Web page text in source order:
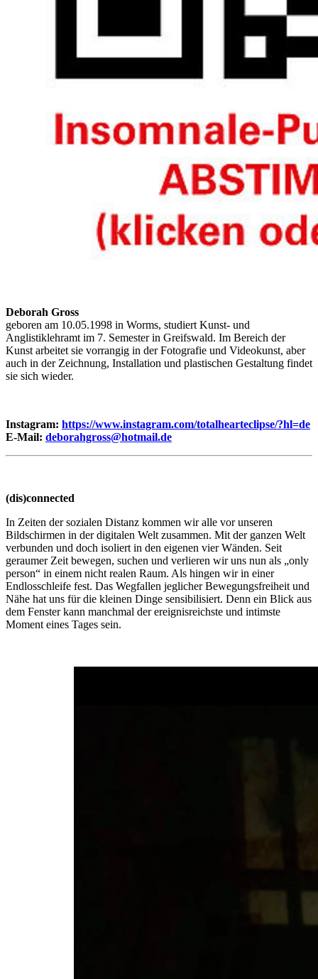
Deborah Gross
geboren am 10.05.1998 in Worms, studiert Kunst- und
Anglistiklehramt im 7. Semester in Greifswald. Im Bereich der
Kunst arbeitet sie vorrangig in der Fotografie und Videokunst, aber
auch in der Zeichnung, Installation und plastischen Gestaltung findet
sie sich wieder.
Instagram: https://www.instagram.com/totalhearteclipse/?hl=de
E-Mail: deborahgross@hotmail.de
(dis)connected
In Zeiten der sozialen Distanz kommen wir alle vor unseren
Bildschirmen in der digitalen Welt zusammen. Mit der ganzen Welt
verbunden und doch isoliert in den eigenen vier Wänden. Seit
geraumer Zeit bewegen, suchen und verlieren wir uns nun als „only
person“ in einem nicht realen Raum. Als hingen wir in einer
Endlosschleife fest. Das Wegfallen jeglicher Bewegungsfreiheit und
Nähe hat uns für die kleinen Dinge sensibilisiert. Denn ein Blick aus
dem Fenster kann manchmal der ereignisreichste und intimste
Moment eines Tages sein.